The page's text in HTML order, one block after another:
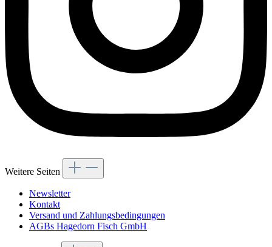
Weitere Seiten
Newsletter
Kontakt
Versand und Zahlungsbedingungen
AGBs Hagedorn Fisch GmbH